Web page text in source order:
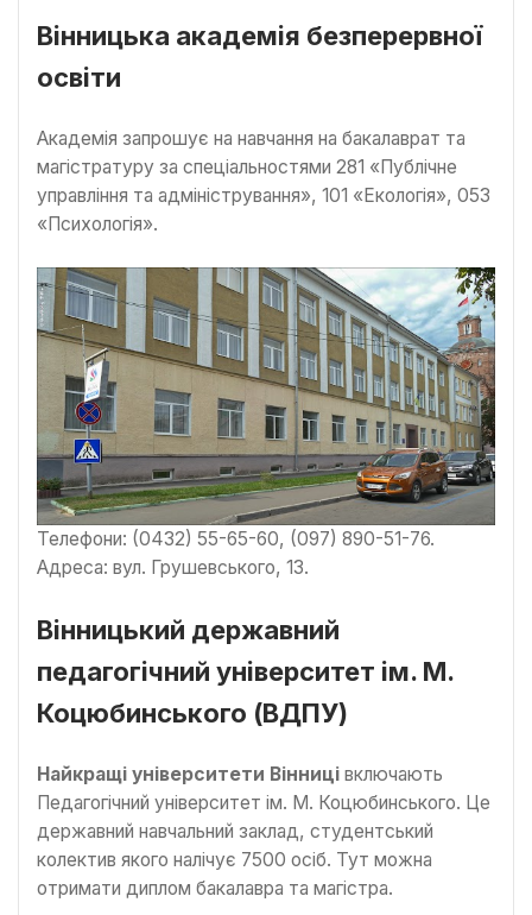
Вінницька академія безперервної
освіти
Академія запрошує на навчання на бакалаврат та
магістратуру за спеціальностями 281 «Публічне
управління та адміністрування», 101 «Екологія», 053
«Психологія».
Телефони: (0432) 55-65-60, (097) 890-51-76.
Адреса: вул. Грушевського, 13.
Вінницький державний
педагогічний університет ім. М.
Коцюбинського (ВДПУ)
Найкращі університети Вінниці включають
Педагогічний університет ім. М. Коцюбинського. Це
державний навчальний заклад, студентський
колектив якого налічує 7500 осіб. Тут можна
отримати диплом бакалавра та магістра.